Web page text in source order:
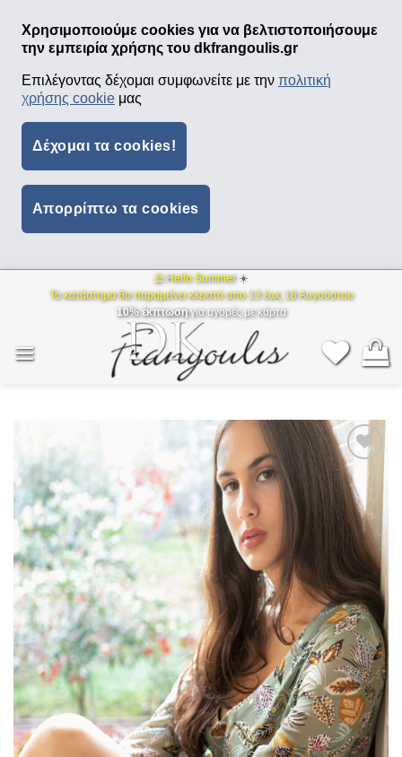
Χρησιμοποιούμε cookies για να βελτιστοποιήσουμε
την εμπειρία χρήσης του dkfrangoulis.gr
Επιλέγοντας δέχομαι συμφωνείτε με την πολιτική
χρήσης cookie μας
Δέχομαι τα cookies!
Απορρίπτω τα cookies
⛱ Hello Summer ☀️
Το κατάστημα θα παραμείνει κλειστό απο 13 έως 18 Αυγούστου
10% έκπτωσηγια αγορές με κάρτα
Add to
wishlist